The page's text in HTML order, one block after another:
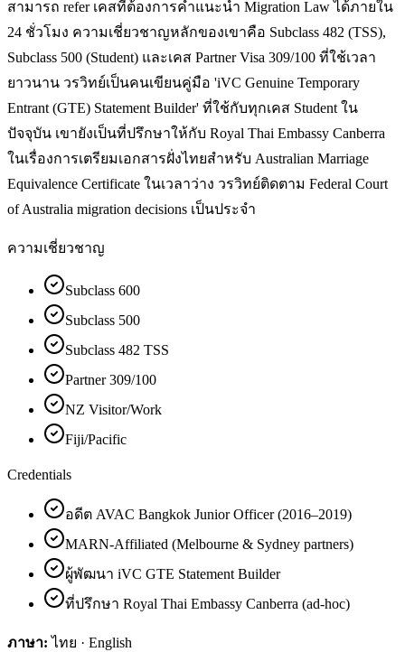
สามารถ refer เคสที่ต้องการคำแนะนำ Migration Law ได้ภายใน
24 ชั่วโมง ความเชี่ยวชาญหลักของเขาคือ Subclass 482 (TSS),
Subclass 500 (Student) และเคส Partner Visa 309/100 ที่ใช้เวลา
ยาวนาน วรวิทย์เป็นคนเขียนคู่มือ 'iVC Genuine Temporary
Entrant (GTE) Statement Builder' ที่ใช้กับทุกเคส Student ใน
ปัจจุบัน เขายังเป็นที่ปรึกษาให้กับ Royal Thai Embassy Canberra
ในเรื่องการเตรียมเอกสารฝั่งไทยสำหรับ Australian Marriage
Equivalence Certificate ในเวลาว่าง วรวิทย์ติดตาม Federal Court
of Australia migration decisions เป็นประจำ
ความเชี่ยวชาญ
Subclass 600
Subclass 500
Subclass 482 TSS
Partner 309/100
NZ Visitor/Work
Fiji/Pacific
Credentials
อดีต AVAC Bangkok Junior Officer (2016–2019)
MARN-Affiliated (Melbourne & Sydney partners)
ผู้พัฒนา iVC GTE Statement Builder
ที่ปรึกษา Royal Thai Embassy Canberra (ad-hoc)
ภาษา: ไทย · English